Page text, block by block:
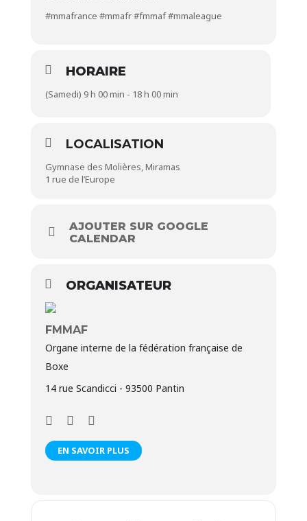
#mmafrance #mmafr#fmmaf#mmaleague
HORAIRE
(Samedi) 9 h 00 min - 18 h 00 min
LOCALISATION
Gymnase des Molières, Miramas
1 rue de l’Europe
AJOUTER SUR GOOGLE
CALENDAR
ORGANISATEUR
FMMAF
Organe interne de la fédération française de
Boxe
14 rue Scandicci - 93500 Pantin
EN SAVOIR PLUS